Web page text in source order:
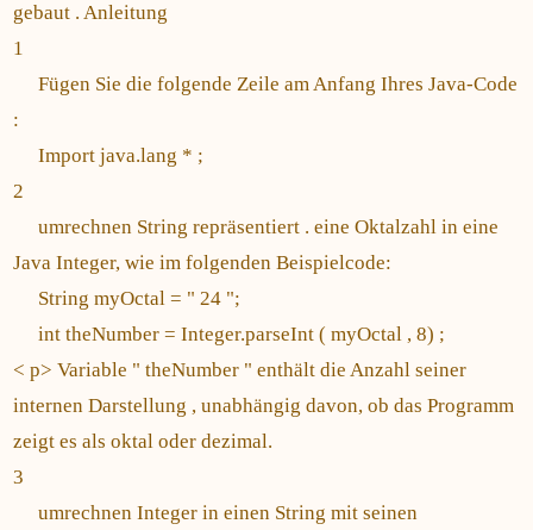
gebaut . Anleitung
1
Fügen Sie die folgende Zeile am Anfang Ihres Java-Code
:
Import java.lang * ;
2
umrechnen String repräsentiert . eine Oktalzahl in eine
Java Integer, wie im folgenden Beispielcode:
String myOctal = " 24 ";
int theNumber = Integer.parseInt ( myOctal , 8) ;
< p> Variable " theNumber " enthält die Anzahl seiner
internen Darstellung , unabhängig davon, ob das Programm
zeigt es als oktal oder dezimal.
3
umrechnen Integer in einen String mit seinen